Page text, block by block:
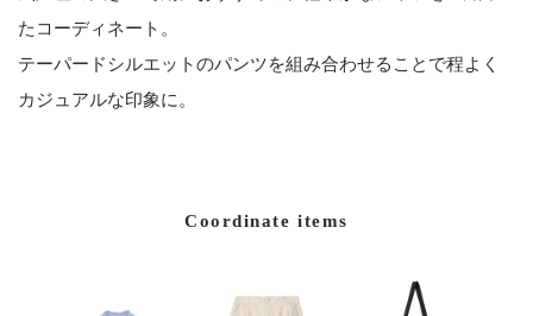
たコーディネート。
テーパードシルエットのパンツを組み合わせることで程よく
カジュアルな印象に。
Coordinate items